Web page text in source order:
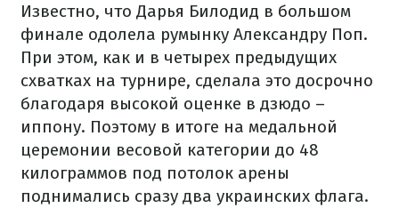
Известно, что Дарья Билодид в большом
финале одолела румынку Александру Поп.
При этом, как и в четырех предыдущих
схватках на турнире, сделала это досрочно
благодаря высокой оценке в дзюдо –
иппону. Поэтому в итоге на медальной
церемонии весовой категории до 48
килограммов под потолок арены
поднимались сразу два украинских флага.